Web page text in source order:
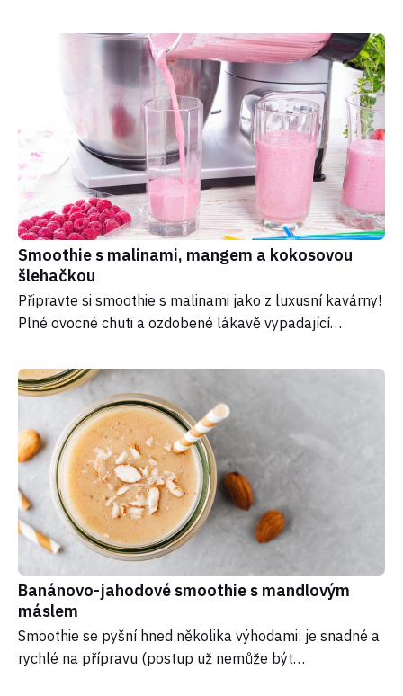
Smoothie s malinami, mangem a kokosovou
šlehačkou
Připravte si smoothie s malinami jako z luxusní kavárny!
Plné ovocné chuti a ozdobené lákavě vypadající…
Banánovo-jahodové smoothie s mandlovým
máslem
Smoothie se pyšní hned několika výhodami: je snadné a
rychlé na přípravu (postup už nemůže být…